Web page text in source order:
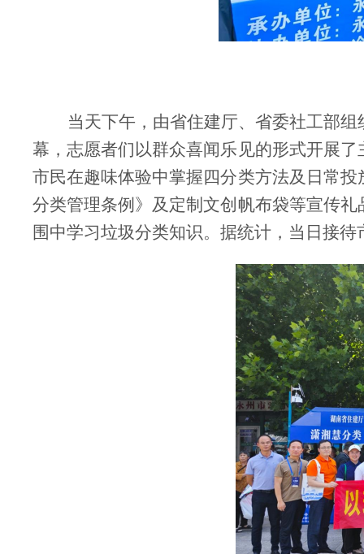
当天下午，由省住建厅、省委社工部
幕，志愿者们以群众喜闻乐见的形式开展
市民在趣味体验中掌握四分类方法及日常
分类管理条例》及定制文创帆布袋等宣传
围中学习垃圾分类知识。据统计，当日接待